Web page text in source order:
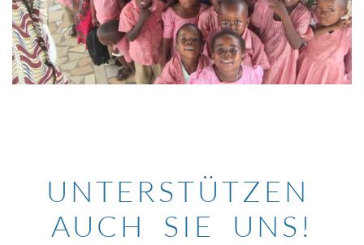
UNTERSTÜTZEN
AUCH SIE UNS!